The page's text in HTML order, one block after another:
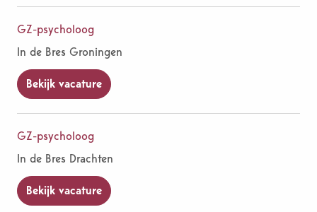
GZ-psycholoog
In de Bres Groningen
Bekijk vacature
GZ-psycholoog
In de Bres Drachten
Bekijk vacature